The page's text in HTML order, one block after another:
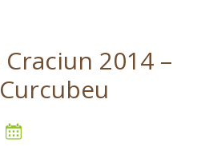
2014 –